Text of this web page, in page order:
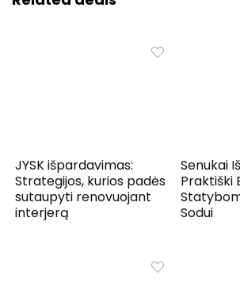
JYSK išpardavimas:
Strategijos, kurios padės
sutaupyti renovuojant
interjerą
Senukai
Praktiški
Sodui